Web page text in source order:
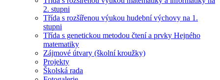
2. stupni
Třída s rozšířenou výukou hudební výchovy na 1.
stupni
Třída s genetickou metodou čtení a prvky Hejného
matematiky
Zájmové útvary (školní kroužky)
Projekty
Školská rada